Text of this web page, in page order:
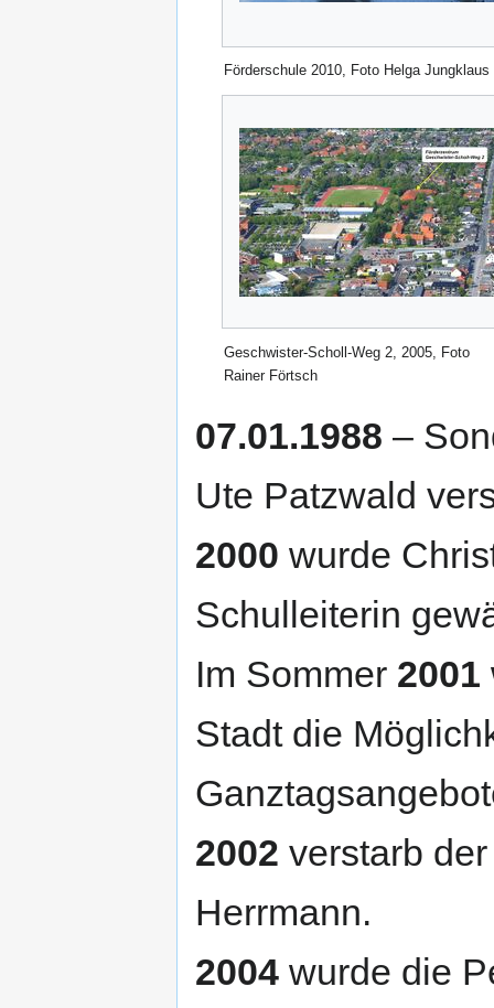
Förderschule 2010, Foto Helga Jungklaus
Geschwister-Scholl-Weg 2, 2005, Foto
Rainer Förtsch
07.01.1988 –
Ute Patzwald
2000 wurde
Schulleiterin
Im Sommer 2001
Stadt die
2002 verstarb
Herrmann.
2004 wurde die